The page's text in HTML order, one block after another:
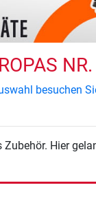
besuchen
Hier